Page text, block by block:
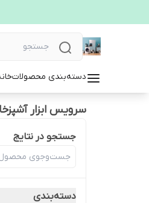
دسته‌بندی محصولات
سرویس ابزار
جستجو در نتایج
دسته‌بندی